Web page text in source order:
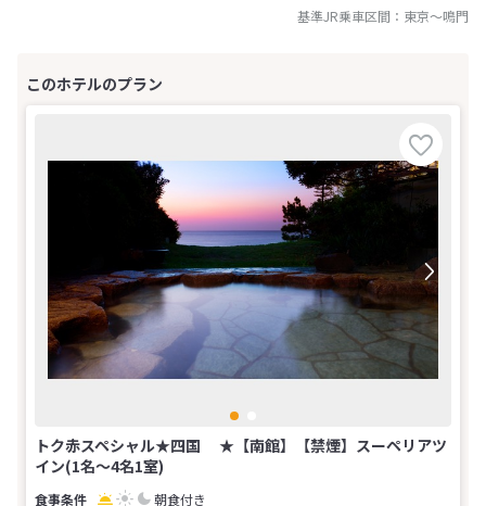
基準JR乗車区間： 東京～鳴門
トク赤スペシャル★四国 ★【南館】【禁煙】スーペリアツ
イン(1名～4名1室)
朝食付き